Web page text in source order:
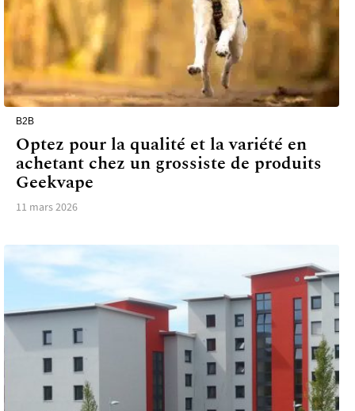
B2B
Optez pour la qualité et la variété en
achetant chez un grossiste de produits
Geekvape
11 mars 2026